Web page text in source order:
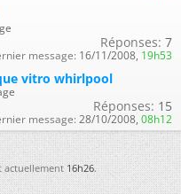
Réponses: 7
message: 16/11/2008, 19h53
vitro whirlpool
Réponses: 15
message: 28/10/2008, 08h12
actuellement16h26.